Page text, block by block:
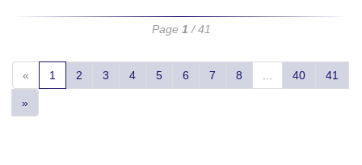
Page 1 / 41
« 1 2 3 4 5 6 7 8 40 41
»